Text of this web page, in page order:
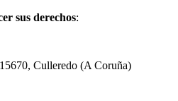
sus derechos:
Culleredo (A Coruña)